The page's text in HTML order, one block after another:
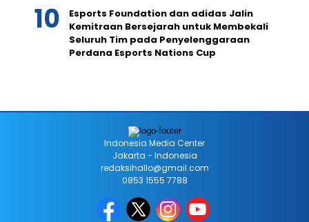
Esports Foundation dan adidas Jalin
Kemitraan Bersejarah untuk Membekali
Seluruh Tim pada Penyelenggaraan
Perdana Esports Nations Cup
Indonesia Media Center
Jakarta - Indonesia
redaksihallo@gmail.com
0853 1555 7788